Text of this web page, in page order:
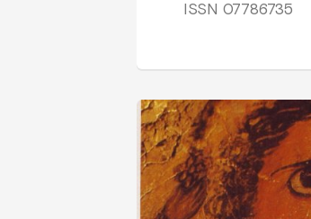
ISSN 07786735